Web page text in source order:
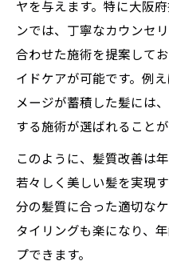
ヤを与えます。特に大阪
ンでは、丁寧なカウンセ
合わせた施術を提案して
イドケアが可能です。例
メージが蓄積した髪には
する施術が選ばれることが
このように、髪質改善は
若々しく美しい髪を実現
分の髪質に合った適切な
タイリングも楽になり、
プできます。